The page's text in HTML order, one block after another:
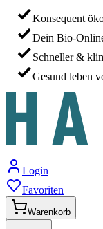
Konsequent
Dein Bio-
Schneller &
Gesund leben
Login
Favoriten
Warenkorb